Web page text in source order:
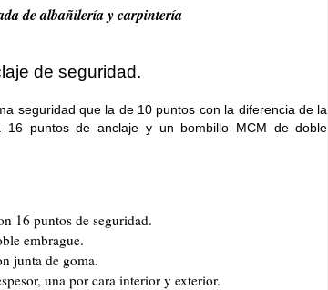
de albañilería y carpintería
de seguridad.
que la de 10 puntos con la diferencia de la
puntos de anclaje y un bombillo MCM de doble
16 puntos de seguridad.
embrague.
junta de goma.
una por cara interior y exterior.